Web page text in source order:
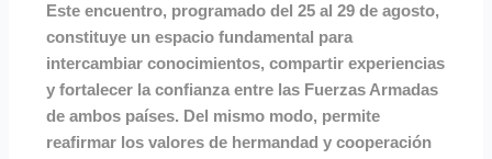
Este encuentro, programado del 25 al 29 de agosto,
constituye un espacio fundamental para
intercambiar conocimientos, compartir experiencias
y fortalecer la confianza entre las Fuerzas Armadas
de ambos países. Del mismo modo, permite
reafirmar los valores de hermandad y cooperación